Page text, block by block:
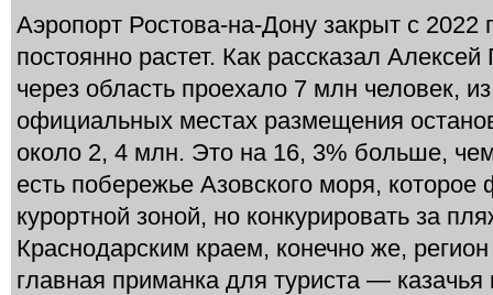
Аэропорт Ростова-на-Дону закрыт с 2022
постоянно растет. Как рассказал
через область проехало 7 млн человек,
официальных местах размещения
около 2, 4 млн. Это на 16, 3% больше,
есть побережье Азовского моря,
курортной зоной, но конкурировать за
Краснодарским краем, конечно же,
главная приманка для туриста — казачья